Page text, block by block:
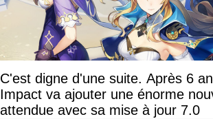
C'est digne d'une suite. Après 6
Impact va ajouter une énorme
attendue avec sa mise à jour 7.0